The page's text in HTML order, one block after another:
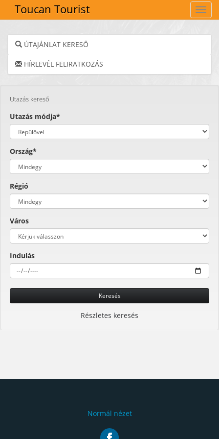
Toucan Tourist
ÚTAJÁNLAT KERESŐ
HÍRLEVÉL FELIRATKOZÁS
Utazás kereső
Utazás módja*
Ország*
Régió
Város
Indulás
Keresés
Részletes keresés
Normál nézet